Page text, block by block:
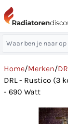
Home/Merken/
DRL - Rustico (3
- 690 Watt